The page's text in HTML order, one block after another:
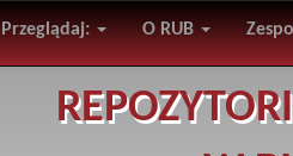
Przeglądaj: O RUB